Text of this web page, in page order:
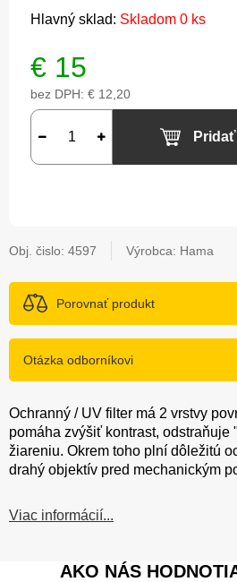
Hlavný sklad: Skladom 0 ks
€ 15
bez DPH: € 12,20
Obj. čislo: 4597 Výrobca: Hama
Porovnať produkt
Otázka odborníkovi
Ochranný / UV filter má 2 vrstvy
pomáha zvýšiť kontrast, odstraňuje
žiareniu. Okrem toho plní dôležitú
drahý objektív pred mechanickým
Viac informácií...
AKO NÁS